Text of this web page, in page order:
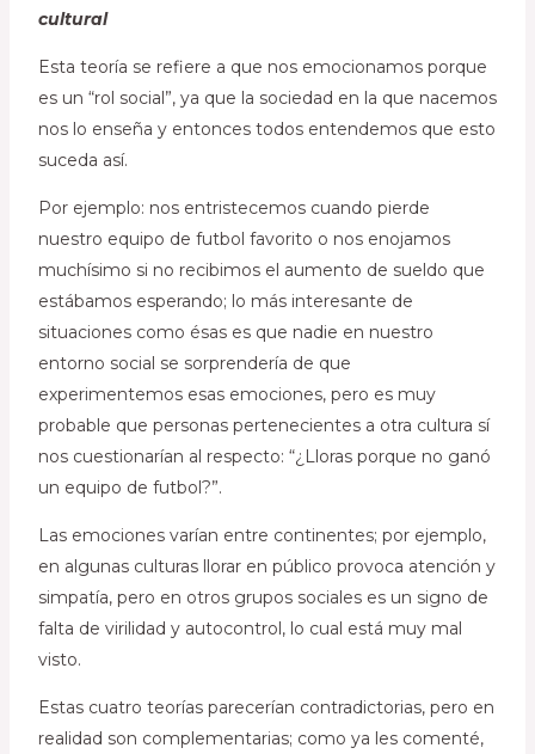
cultural
Esta teoría se refiere a que nos emocionamos porque
es un “rol social”, ya que la sociedad en la que nacemos
nos lo enseña y entonces todos entendemos que esto
suceda así.
Por ejemplo: nos entristecemos cuando pierde
nuestro equipo de futbol favorito o nos enojamos
muchísimo si no recibimos el aumento de sueldo que
estábamos esperando; lo más interesante de
situaciones como ésas es que nadie en nuestro
entorno social se sorprendería de que
experimentemos esas emociones, pero es muy
probable que personas pertenecientes a otra cultura sí
nos cuestionarían al respecto: “¿Lloras porque no ganó
un equipo de futbol?”.
Las emociones varían entre continentes; por ejemplo,
en algunas culturas llorar en público provoca atención y
simpatía, pero en otros grupos sociales es un signo de
falta de virilidad y autocontrol, lo cual está muy mal
visto.
Estas cuatro teorías parecerían contradictorias, pero en
realidad son complementarias; como ya les comenté,